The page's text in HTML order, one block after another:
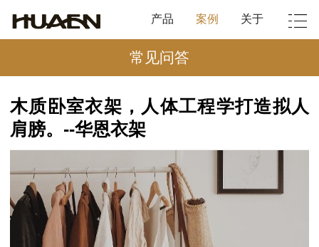
产品 案例 关于
常见问答
木质卧室衣架，人体工程学打造拟人
肩膀。--华恩衣架